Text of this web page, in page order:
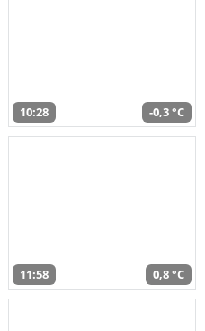
10:28 -0,3 °C
11:58 0,8 °C